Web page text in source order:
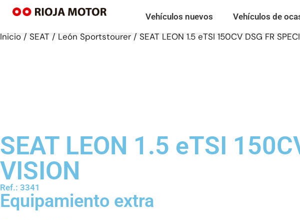
Vehículos nuevos Vehículos de
Inicio / SEAT / León Sportstourer / SEAT LEON 1.5 eTSI 150CV DSG FR
SEAT LEON 1.5 eTSI
VISION
Ref.: 3341
Equipamiento extra